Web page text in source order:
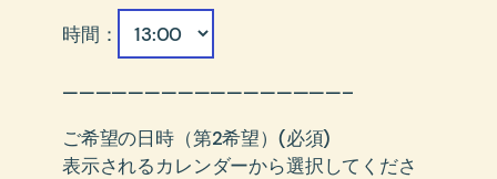
時間：
—————————————————–
ご希望の日時（第2希望）(必須)
表示されるカレンダーから選択してくださ